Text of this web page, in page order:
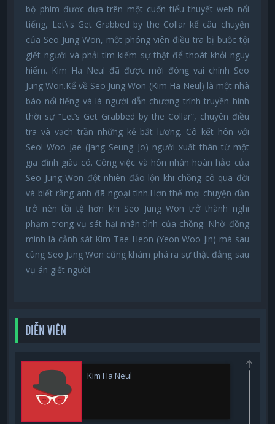
bộ phim được dựa trên một cuốn tiểu thuyết web nổi
tiếng, Let\'s Get Grabbed by the Collar kể câu chuyện
của Seo Jung Won, một phóng viên điều tra bị buộc tội
giết người và phải tìm kiếm sự thật để thoát khỏi nguy
hiểm. Kim Ha Neul đã được mời đóng vai chính Seo
Jung Won.Kể về Seo Jung Won (Kim Ha Neul) là một nhà
báo nổi tiếng và là người dẫn chương trình truyền hình
thời sự “Let’s Get Grabbed by the Collar”, chuyên điều
tra và vạch trần những kẻ bất lương. Cô kết hôn với
Seol Woo Jae (Jang Seung Jo) người xuất thân từ một
gia đình giàu có. Công việc và hôn nhân hoàn hảo của
Seo Jung Won đột nhiên đảo lộn khi chồng cô qua đời
và biết rằng anh đã ngoại tình.Hơn thế mọi chuyện dần
trở nên tồi tệ hơn khi Seo Jung Won trở thành nghi
phạm trong vụ sát hại nhân tình của chồng. Nhờ đồng
minh là cảnh sát Kim Tae Heon (Yeon Woo Jin) mà sau
cùng Seo Jung Won cũng khám phá ra sự thật đằng sau
vụ án giết người.
DIỄN VIÊN
Kim Ha Neul